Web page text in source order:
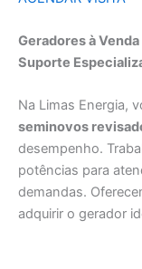
Geradores à
Suporte
Na Limas Energia,
seminovos
desempenho.
potências para
demandas.
adquirir o gerador